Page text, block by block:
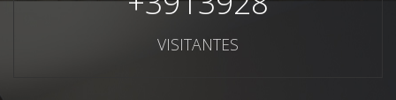
VISITANTES